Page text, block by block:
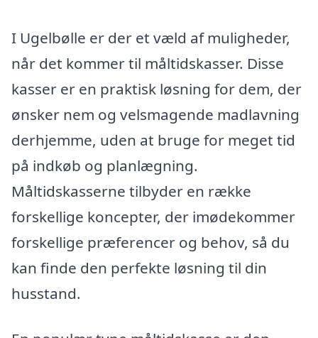
I Ugelbølle er der et væld af muligheder,
når det kommer til måltidskasser. Disse
kasser er en praktisk løsning for dem, der
ønsker nem og velsmagende madlavning
derhjemme, uden at bruge for meget tid
på indkøb og planlægning.
Måltidskasserne tilbyder en række
forskellige koncepter, der imødekommer
forskellige præferencer og behov, så du
kan finde den perfekte løsning til din
husstand.